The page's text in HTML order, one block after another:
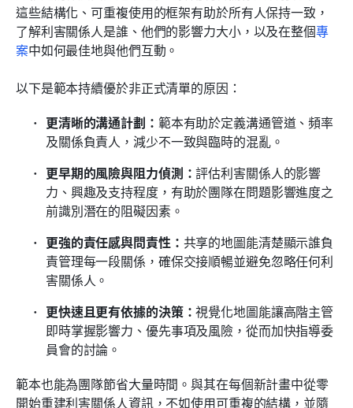
這些結構化、可重複使用的框架有助於所有人保持一致，
了解利害關係人是誰、他們的影響力大小，以及在整個專
案中如何最佳地與他們互動。
以下是範本持續優於非正式清單的原因：
更清晰的溝通計劃： 範本有助於定義溝通管道、頻率
及關係負責人，減少不一致與臨時的混亂。
更早期的風險與阻力偵測：評估利害關係人的影響
力、興趣及支持程度，有助於團隊在問題影響進度之
前識別潛在的阻礙因素。
更強的責任感與問責性： 共享的地圖能清楚顯示誰負
責管理每一段關係，確保交接順暢並避免忽略任何利
害關係人。
更快速且更有依據的決策：視覺化地圖能讓高階主管
即時掌握影響力、優先事項及風險，從而加快指導委
員會的討論。
範本也能為團隊節省大量時間。與其在每個新計畫中從零
開始重建利害關係人資訊，不如使用可重複的結構，並隨